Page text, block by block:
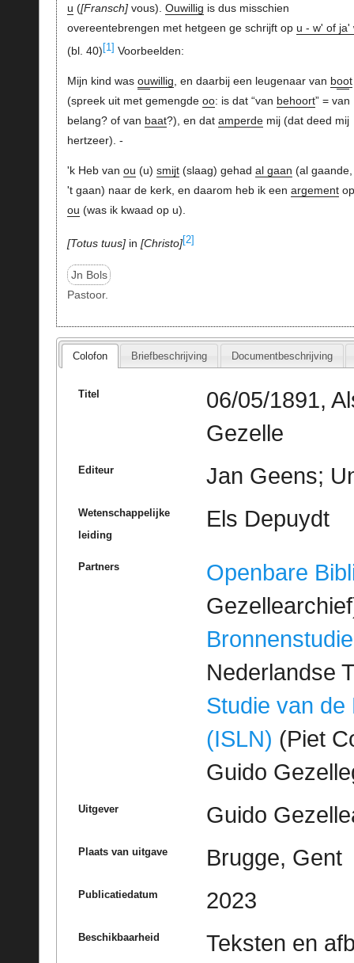
u ( Fransch vous). Ouwillig is dus misschien
overeentebrengen met hetgeen ge schrijft op u - w' of ja'
(bl. 40) [1] Voorbeelden:
Mijn kind was ouwillig , en daarbij een leugenaar van boot
(spreek uit met gemengde oo: is dat “van behoort” = van
belang? of van baat?), en dat amperdemij (dat deed mij
hertzeer). -
'k Heb van ou (u) smijt(slaag) gehad al gaan (al
't gaan) naar de kerk, en daarom heb ik een argementop
ou (was ik kwaad op u).
Totus tuus in Christo [2]
Jn Bols
Pastoor.
Colofon Briefbeschrijving Documentbeschrijving
Titel
06/05/1891,
Gezelle
Editeur Jan Geens;
Wetenschappelijke
leiding
Els Depuydt
Partners
Openbare
Bronnenstudie
Nederlandse
Studie van de
(ISLN) (Piet
Guido
Uitgever Guido
Plaats van uitgave Brugge, Gent
Publicatiedatum 2023
Beschikbaarheid
Teksten en